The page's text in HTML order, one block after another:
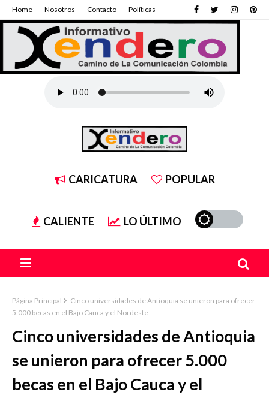
Home Nosotros Contacto Políticas
CARICATURA POPULAR
CALIENTE LO ÚLTIMO
Página Principal
Cinco universidades de Antioquia se unieron para ofrecer
5.000 becas en el Bajo Cauca y el Nordeste
Cinco universidades de Antioquia
se unieron para ofrecer 5.000
becas en el Bajo Cauca y el